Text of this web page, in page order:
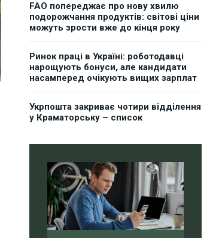
FAO попереджає про нову хвилю
подорожчання продуктів: світові ціни
можуть зрости вже до кінця року
Ринок праці в Україні: роботодавці
нарощують бонуси, але кандидати
насамперед очікують вищих зарплат
Укрпошта закриває чотири відділення
у Краматорську – список